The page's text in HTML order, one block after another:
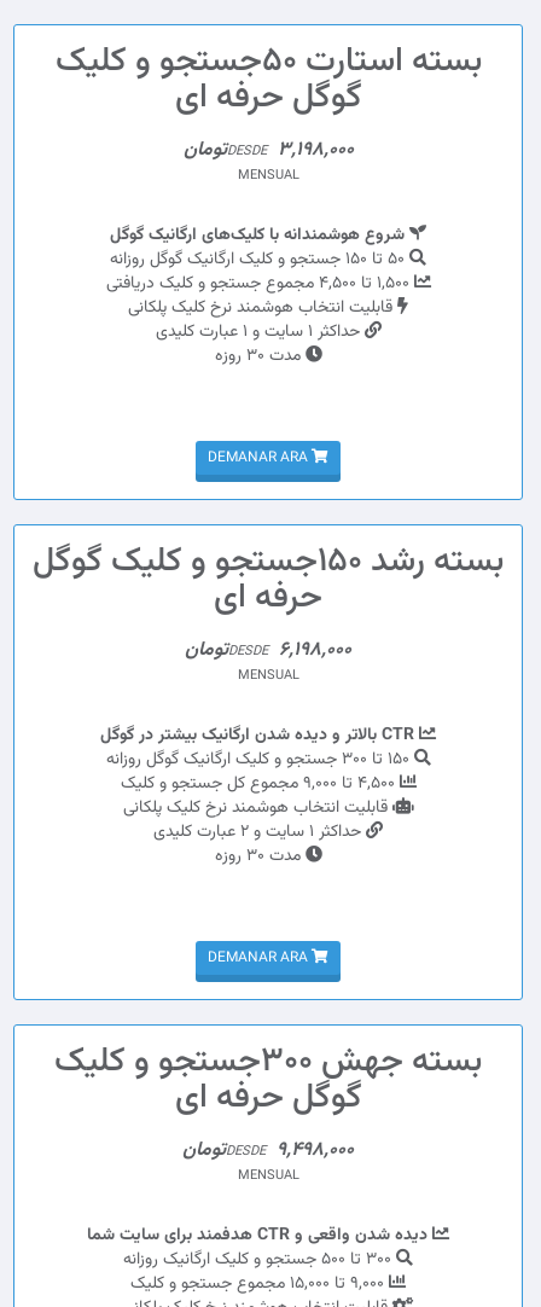
بسته استارت 50جستجو و کلیک
گوگل حرفه ای
DESDE 3,198,000تومان
MENSUAL
شروع هوشمندانه با کلیک‌های ارگانیک گوگل
قابلیت انتخاب هوشمند نرخ کلیک پلکانی
حداکثر 1 سایت و 1 عبارت کلیدی
مدت 30 روزه
DEMANAR ARA
بسته رشد 150جستجو و کلیک گوگل
حرفه ای
DESDE 6,198,000تومان
MENSUAL
قابلیت انتخاب هوشمند نرخ کلیک پلکانی
حداکثر 1 سایت و 2 عبارت کلیدی
مدت 30 روزه
DEMANAR ARA
بسته جهش 300جستجو و کلیک
گوگل حرفه ای
DESDE 9,498,000تومان
MENSUAL
دیده شدن واقعی و CTR هدفمند برای سایت شما